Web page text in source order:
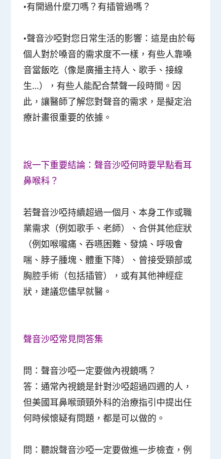
•有開過什麼刀嗎？有插管過嗎？
•聲音沙啞對您日常生活的影響：這是由於每
個人對於嗓音的需求度不一樣，有些人靠嗓
音當飯吃（像是廣播主持人、歌手、接線
生…），有些人能配合禁聲一段時間。因
此，讓醫師了解您對聲音的需求，是擬定治
療計畫很重要的依據。
說一下重要結論：聲音沙啞何時要早點看耳
鼻喉科？
若聲音沙啞持續超過一個月、本身工作或職
業需求（例如歌手、老師）、合併其他症狀
（例如喉嚨痛、吞嚥困難、發燒、呼吸會
喘、脖子腫塊、體重下降）、曾接受頸部或
胸腔手術（包括插管），或有其他神經症
狀，建議您儘早就醫。
聲音沙啞常見問答集
問：聲音沙啞一定要做內視鏡嗎？
答：通常內視鏡是針對沙啞超過四週的人，
但美國耳鼻喉頭頸外科的治療指引中提出任
何時候懷疑有問題，都是可以做的。
問：聽說聲音沙啞一定要做進一步檢查，例